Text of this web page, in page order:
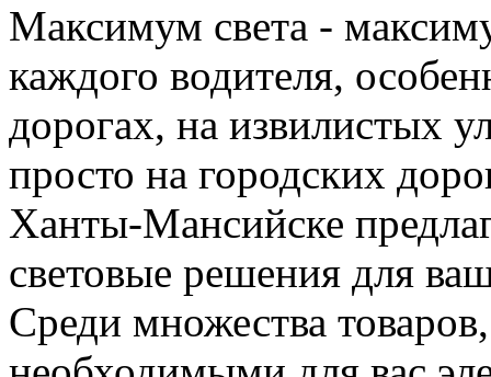
Максимум света -
каждого водителя,
дорогах, на извилистых
просто на городских
Ханты-Мансийске
световые решения для
Среди множества